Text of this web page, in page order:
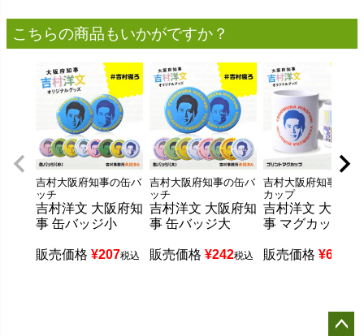
こちらの商品もいかがですか？
吉村大阪府知事の缶バ
ッチ
吉村洋文 大阪府知
事 缶バッジ小
販売価格 ¥207税込
吉村大阪府知事の缶バ
ッチ
吉村洋文 大阪府知
事 缶バッジ大
販売価格 ¥242税込
吉村大阪府知事のマ
カップ
吉村洋文 大阪府
事 マグカップ
販売価格 ¥693